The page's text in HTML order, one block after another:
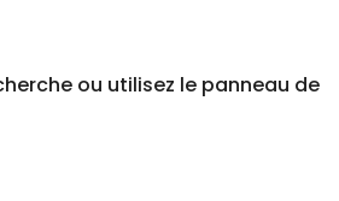
ou utilisez le panneau de